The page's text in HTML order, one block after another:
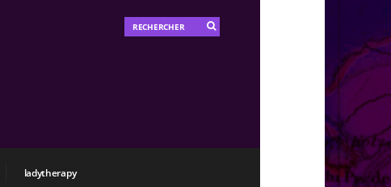
ladytherapy